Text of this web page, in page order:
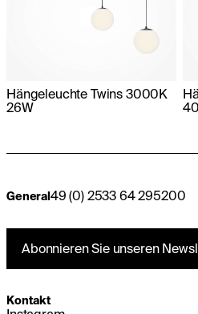
Hängeleuchte Twins 3000K
26W
General 49 (0) 2533 64 295200
Abonnieren Sie unseren
Kontakt